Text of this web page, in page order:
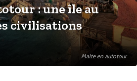
Malte en autotour
: une île au
civilisations